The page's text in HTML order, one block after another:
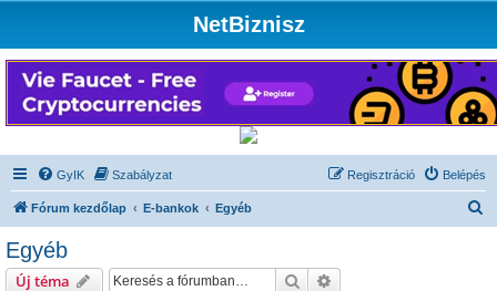
NetBiznisz
GyIK Szabályzat Belépés
Regisztráció
Fórum kezdőlap E-bankok Egyéb
Egyéb
Új téma Keresés